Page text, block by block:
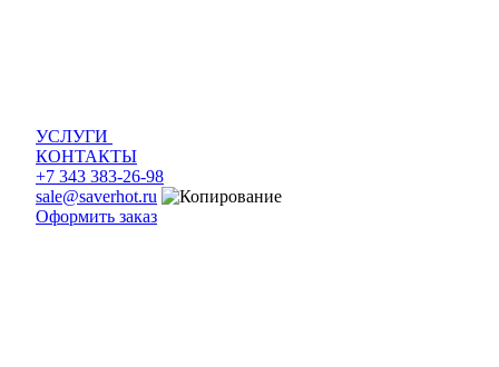
УСЛУГИ
КОНТАКТЫ
+7 343 383-26-98
sale@saverhot.ru
Оформить заказ